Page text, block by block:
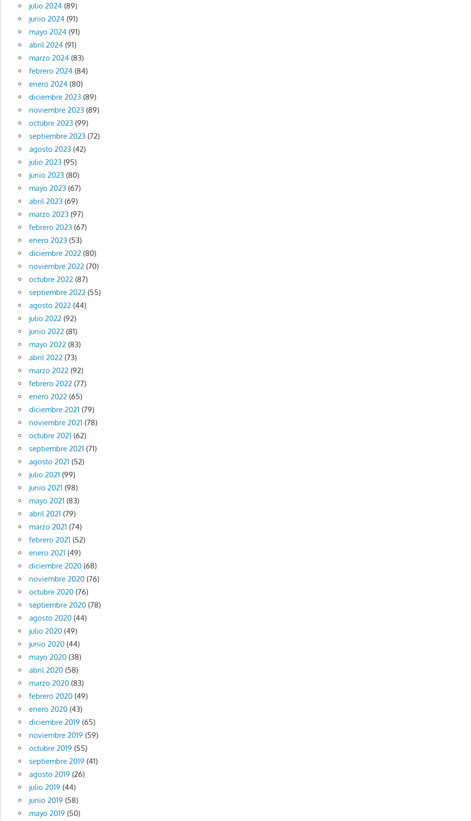
julio 2024(89)
junio 2024(91)
mayo 2024(91)
abril 2024(91)
marzo 2024(83)
febrero 2024(84)
enero 2024(80)
diciembre 2023(89)
noviembre 2023(89)
octubre 2023(99)
septiembre 2023(72)
agosto 2023(42)
julio 2023(95)
junio 2023(80)
mayo 2023(67)
abril 2023(69)
marzo 2023(97)
febrero 2023(67)
enero 2023(53)
diciembre 2022(80)
noviembre 2022(70)
octubre 2022(87)
septiembre 2022(55)
agosto 2022(44)
julio 2022(92)
junio 2022(81)
mayo 2022(83)
abril 2022(73)
marzo 2022(92)
febrero 2022(77)
enero 2022(65)
diciembre 2021 (79)
noviembre 2021 (78)
octubre 2021 (62)
septiembre 2021 (71)
agosto 2021 (52)
julio 2021 (99)
junio 2021 (98)
mayo 2021 (83)
abril 2021 (79)
marzo 2021 (74)
febrero 2021 (52)
enero 2021 (49)
diciembre 2020(68)
noviembre 2020(76)
octubre 2020(76)
septiembre 2020(78)
agosto 2020(44)
julio 2020(49)
junio 2020(44)
mayo 2020(38)
abril 2020(58)
marzo 2020(83)
febrero 2020(49)
enero 2020(43)
diciembre 2019 (65)
noviembre 2019 (59)
octubre 2019 (55)
septiembre 2019 (41)
agosto 2019 (26)
julio 2019 (44)
junio 2019 (58)
mayo 2019 (50)